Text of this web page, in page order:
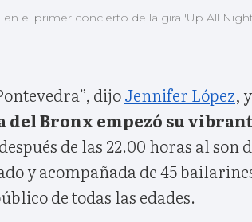
el primer concierto de la gira 'Up All
dijoJennifer López,
del Bronx empezó su
después de las 22.00 horas al son
y acompañada de 45
de todas las edades.